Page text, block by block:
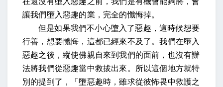
讓我們墮入惡趣的業，完全的懺悔掉。
但是如果我們不小心墮入了惡趣，這時候想要
行善，想要懺悔，這都已經來不及了。我們在墮入
惡趣之後，縱使佛親自來到我們的面前，也沒有辦
法將我們從惡趣當中救拔出來。所以這個地方就特
別的提到了，「墮惡趣時，雖求從彼怖畏中救護之